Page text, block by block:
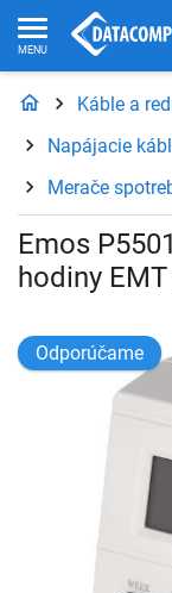
Káble a
Napájacie
Merače
Emos
hodiny
Odporúčame